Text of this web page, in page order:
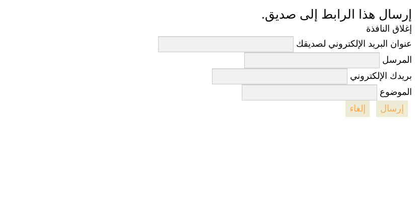
إرسال هذا الرابط إلى صديق.
إغلاق النافذة
عنوان البريد الإلكتروني لصديقك
المرسل
بريدك الإلكتروني
الموضوع
إرسال
إلغاء